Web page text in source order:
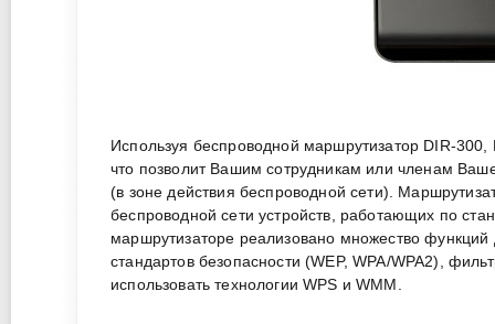
Используя беспроводной маршрутизатор DIR-
что позволит Вашим сотрудникам или членам
(в зоне действия беспроводной сети).
беспроводной сети устройств, работающих по
маршрутизаторе реализовано множество
стандартов безопасности (WEP, WPA/WPA2),
использовать технологии WPS и WMM.